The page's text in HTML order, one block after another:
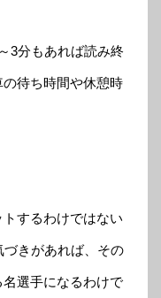
3分もあれば読み終
待ち時間や休憩時
するわけではない
きがあれば、その
選手になるわけで